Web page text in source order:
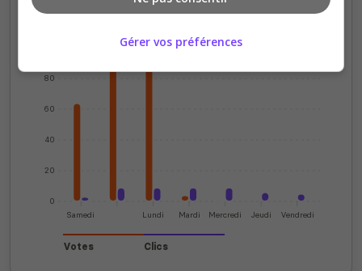
Votes et clics journaliers
0
20
40
60
80
Samedi Lundi Mardi Mercredi Jeudi Vendredi
Votes Clics
Gérer vos préférences